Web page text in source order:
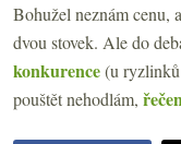
Bohužel neznám cenu,
dvou stovek. Ale do
konkurence(u
pouštět nehodlám,